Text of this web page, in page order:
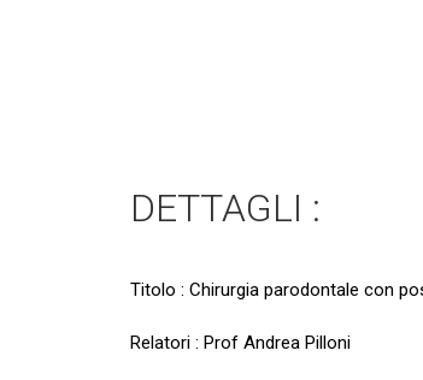
DETTAGLI :
Titolo : Chirurgia parodontale con
Relatori : Prof Andrea Pilloni